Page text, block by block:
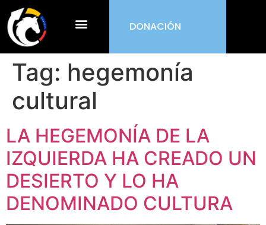
DONACIÓN
Tag: hegemonía
cultural
LA HEGEMONÍA DE LA
IZQUIERDA HA CREADO UN
DESIERTO Y LO HA
DENOMINADO CULTURA